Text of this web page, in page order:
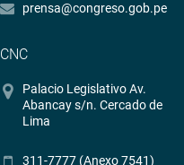
prensa@congreso.gob.pe
CNC
Palacio Legislativo Av.
Abancay s/n. Cercado de
Lima
311-7777 (Anexo 7541)